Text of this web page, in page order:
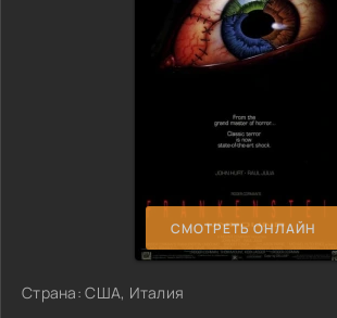
СМОТРЕТЬ ОНЛАЙН
Страна: США, Италия